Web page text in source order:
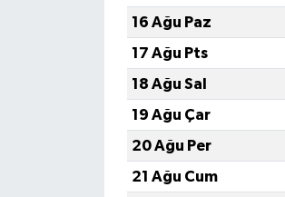
16 Ağu Paz
17 Ağu Pts
18 Ağu Sal
19 Ağu Çar
20 Ağu Per
21 Ağu Cum